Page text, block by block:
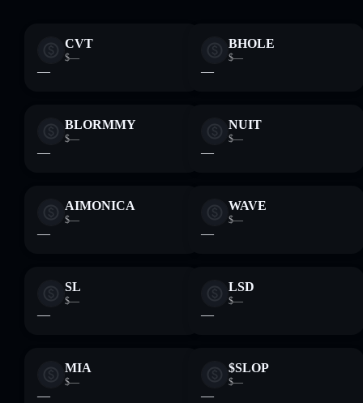
CVT
$—
—
BHOLE
$—
—
BLORMMY
$—
—
NUIT
$—
—
AIMONICA
$—
—
WAVE
$—
—
SL
$—
—
LSD
$—
—
MIA
$—
—
$SLOP
$—
—